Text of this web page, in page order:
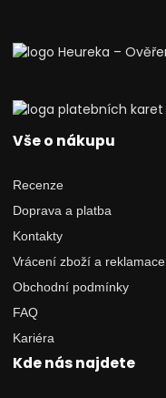
Vše o nákupu
Recenze
Doprava a platba
Kontakty
Vrácení zboží a reklamace
Obchodní podmínky
FAQ
Kariéra
Kde nás najdete